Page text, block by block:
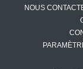
NOUS